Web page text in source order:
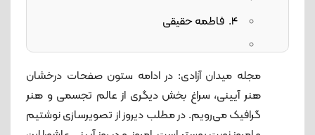
4. فاطمه حقیقی
6. مجید کاشانی
مجله میدان آزادی: در ادامه ستون صفحات درخشان
هنر آیینی، سراغ بخش دیگری از عالم تجسمی و هنر
گرافیک می‌رویم. در مطلب دیروز از تصویرسازی نوشتیم